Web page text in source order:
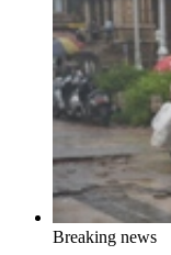
Breaking news